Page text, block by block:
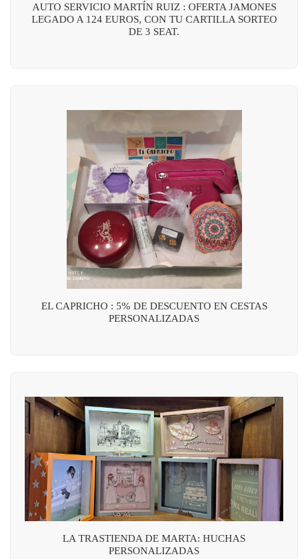
AUTO SERVICIO MARTÍN RUIZ : OFERTA JAMONES
LEGADO A 124 EUROS, CON TU CARTILLA SORTEO
DE 3 SEAT.
EL CAPRICHO : 5% DE DESCUENTO EN CESTAS
PERSONALIZADAS
LA TRASTIENDA DE MARTA: HUCHAS
PERSONALIZADAS